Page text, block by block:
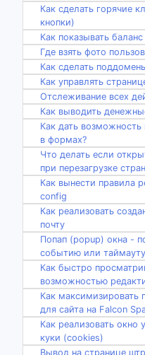
Как сделать горячие
кнопки)
Как показывать
Где взять фото
Как сделать
Как управлять
Отслеживание всех
Как выводить
Как дать
в формах?
Что делать если
при перезагрузке
Как вынести правила
config
Как реализовать
почту
Попап (popup) окна -
событию или таймауту
Как быстро
возможностью
Как максимизировать
для сайта на Falcon
Как реализовать окно
куки (cookies)
Вывод на странице